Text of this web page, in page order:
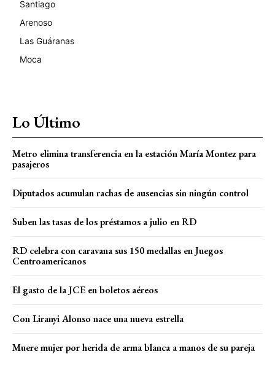
Santiago
Arenoso
Las Guáranas
Moca
Lo Último
Metro elimina transferencia en la estación María Montez para
pasajeros
Diputados acumulan rachas de ausencias sin ningún control
Suben las tasas de los préstamos a julio en RD
RD celebra con caravana sus 150 medallas en Juegos
Centroamericanos
El gasto de la JCE en boletos aéreos
Con Liranyi Alonso nace una nueva estrella
Muere mujer por herida de arma blanca a manos de su pareja